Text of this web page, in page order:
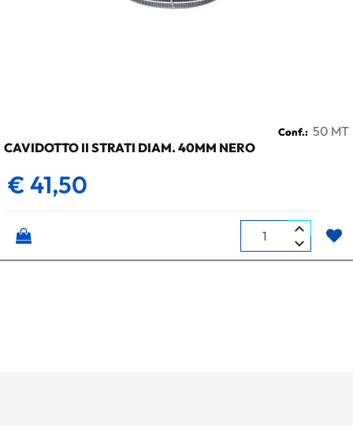
Conf.: 50 MT
CAVIDOTTO II STRATI DIAM. 40MM NERO
€ 41,50
Quantità